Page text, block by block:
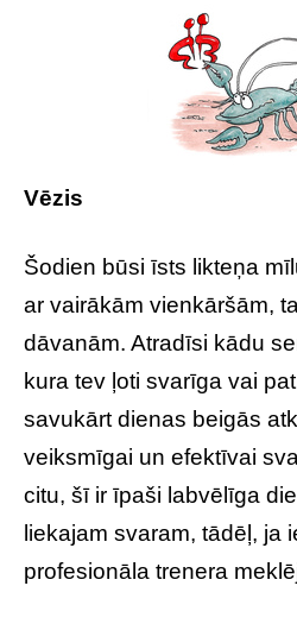
Vēzis
Šodien būsi īsts likteņa
ar vairākām vienkāršām,
dāvanām. Atradīsi kādu
kura tev ļoti svarīga vai
savukārt dienas beigās
veiksmīgai un efektīvai
citu, šī ir īpaši labvēlīga
liekajam svaram, tādēļ, ja
profesionāla trenera